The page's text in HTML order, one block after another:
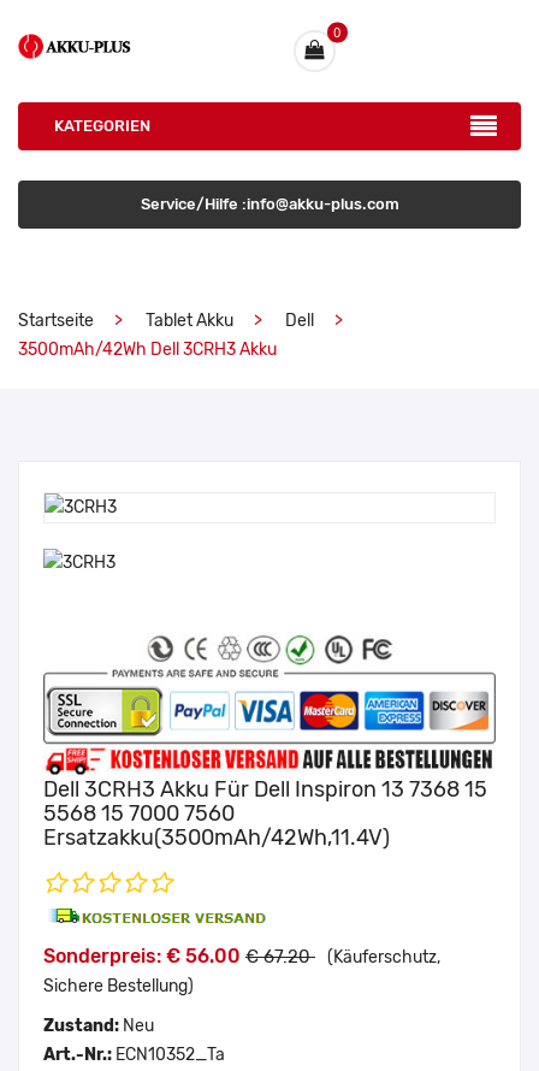
0
KATEGORIEN
Service/Hilfe :info@akku-plus.com
Startseite Tablet Akku
Dell
3500mAh/42Wh Dell 3CRH3 Akku
Dell 3CRH3 Akku Für Dell Inspiron 13 7368 15
5568 15 7000 7560
Ersatzakku(3500mAh/42Wh,11.4V)
Sonderpreis: € 56.00 € 67.20 (Käuferschutz,
Sichere Bestellung)
Zustand: Neu
Art.-Nr.: ECN10352_Ta